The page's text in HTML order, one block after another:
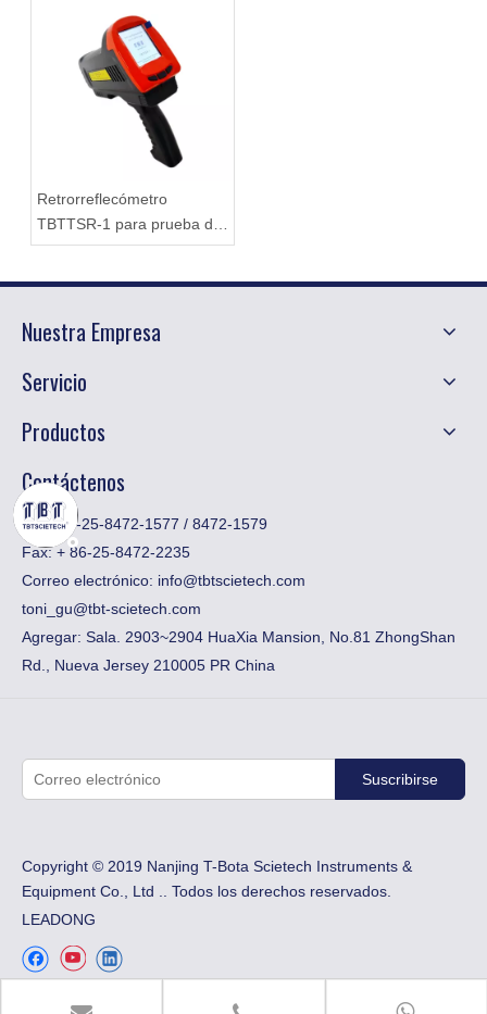
Retrorreflecómetro
TBTTSR-1 para prueba de
señales de tráfico
Nuestra Empresa
Servicio
Productos
Contáctenos
Tel: +86-25-8472-1577 / 8472-1579
Fax:​+ 86-25-8472-2235
Correo electrónico: info@tbtscietech.com
toni_gu@tbt-scietech.com
Agregar: Sala. 2903~2904 HuaXia Mansion, No.81 ZhongShan
Rd., Nueva Jersey 210005 PR China
Suscribirse
Copyright © 2019 Nanjing T-Bota Scietech Instruments &
Equipment Co., Ltd .. Todos los derechos reservados.
LEADONG